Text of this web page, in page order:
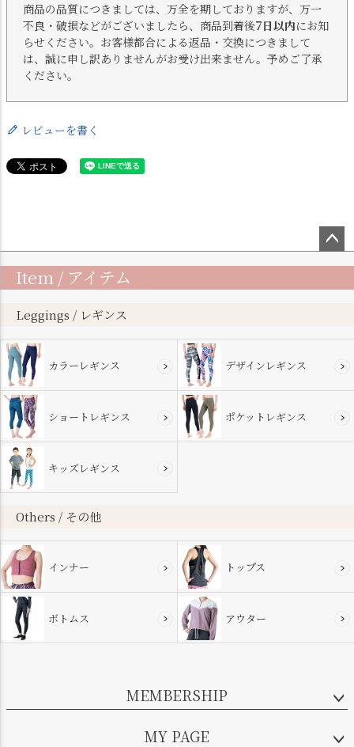
商品の品質につきましては、万全を期しておりますが、万一
不良・破損などがございましたら、商品到着後7日以内にお知
らせください。お客様都合による返品・交換につきまして
は、誠に申し訳ありませんがお受け出来ません。予めご了承
ください。
レビューを書く
ップ
Item / アイテム
Leggings / レギンス
カラーレギンス デザインレギンス
ショートレギンス ポケットレギンス
キッズレギンス
Others / その他
インナー トップス
ボトムス アウター
MEMBERSHIP
MY PAGE